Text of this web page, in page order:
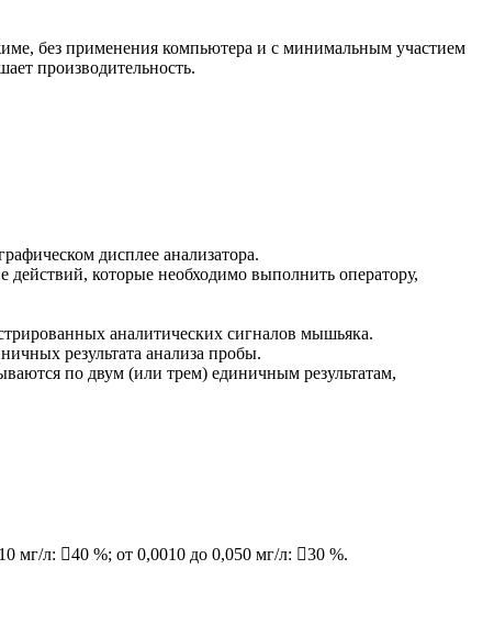
без применения компьютера и с минимальным участием
производительность.
дисплее анализатора.
действий, которые необходимо выполнить оператору,
аналитических сигналов мышьяка.
результата анализа пробы.
по двум (или трем) единичным результатам,
мг/л: 40 %; от 0,0010 до 0,050 мг/л: 30 %.